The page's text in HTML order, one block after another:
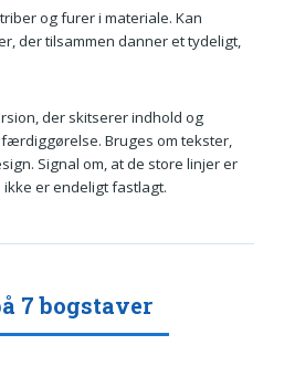
og furer i materiale. Kan
der tilsammen danner et tydeligt,
der skitserer indhold og
Bruges om tekster,
Signal om, at de store linjer er
er endeligt fastlagt.
7 bogstaver